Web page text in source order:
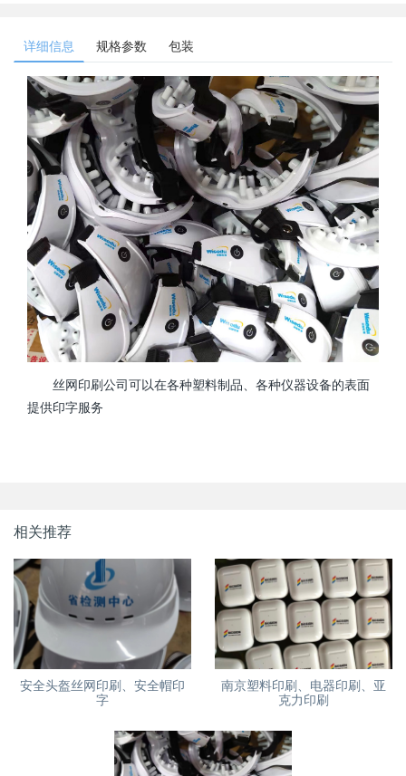
详细信息 规格参数 包装
丝网印刷公司可以在各种塑料制品、各种仪器设备的表面
提供印字服务
相关推荐
安全头盔丝网印刷、安全帽印
字
南京塑料印刷、电器印刷、亚
克力印刷